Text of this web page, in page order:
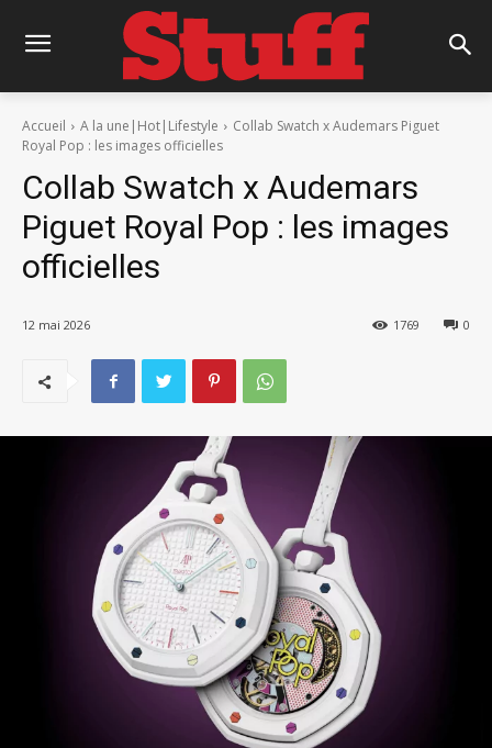
Accueil A la une|Hot|Lifestyle
Collab Swatch x Audemars Piguet
Royal Pop : les images officielles
Collab Swatch x Audemars
Piguet Royal Pop : les images
officielles
12 mai 2026 0
1769